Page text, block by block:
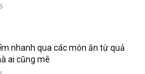
nhanh qua các món ăn từ quả
ai cũng mê